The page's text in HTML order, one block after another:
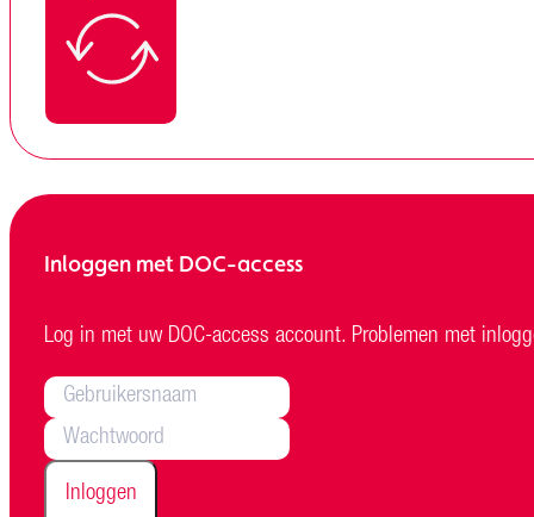
Inloggen met DOC-access
Log in met uw DOC-access account. Problemen met
Inloggen